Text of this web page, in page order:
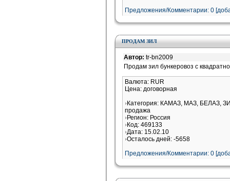
Предложения/Комментарии: 0
ПРОДАМ ЗИЛ
Автор: tr-bn2009
Продам зил бункеровоз с
Валюта: RUR
Цена: договорная
Категория: КАМАЗ, МАЗ, БЕЛАЗ,
продажа
Регион: Россия
Код: 469133
Дата: 15.02.10
Осталось дней: -5658
Предложения/Комментарии: 0